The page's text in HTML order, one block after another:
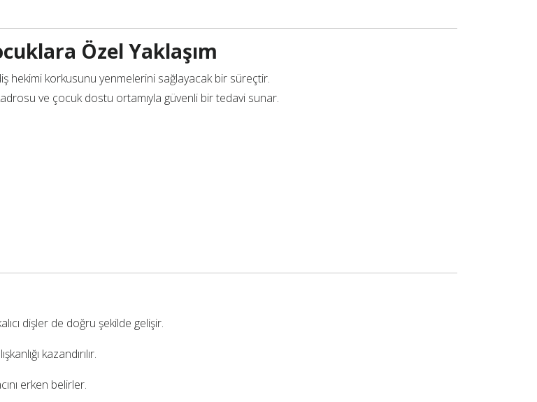
Özel Yaklaşım
hekimi korkusunu yenmelerini sağlayacak bir süreçtir.
ve çocuk dostu ortamıyla güvenli bir tedavi sunar.
dişler de doğru şekilde gelişir.
kazandırılır.
erken belirler.